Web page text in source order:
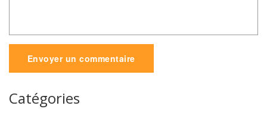
Envoyer un commentaire
Catégories